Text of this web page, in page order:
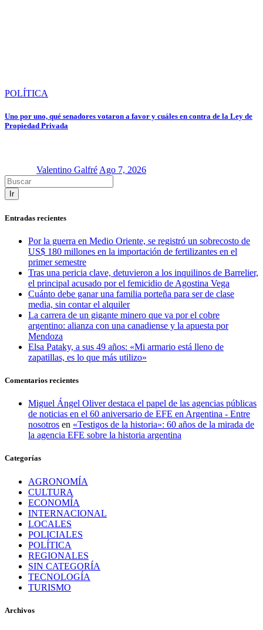
POLÍTICA
Uno por uno, qué senadores votaron a favor y cuáles en contra de la Ley de
Propiedad Privada
Valentino GalfréAgo 7, 2026
Ir
Entradas recientes
Por la guerra en Medio Oriente, se registró un sobrecosto de
US$ 180 millones en la importación de fertilizantes en el
primer semestre
Tras una pericia clave, detuvieron a los inquilinos de Barrelier,
el principal acusado por el femicidio de Agostina Vega
Cuánto debe ganar una familia porteña para ser de clase
media, sin contar el alquiler
La carrera de un gigante minero que va por el cobre
argentino: alianza con una canadiense y la apuesta por
Mendoza
Elsa Pataky, a sus 49 años: «Mi armario está lleno de
zapatillas, es lo que más utilizo»
Comentarios recientes
Miguel Ángel Oliver destaca el papel de las agencias públicas
de noticias en el 60 aniversario de EFE en Argentina - Entre
nosotros en «Testigos de la historia»: 60 años de la mirada de
la agencia EFE sobre la historia argentina
Categorías
AGRONOMÍA
CULTURA
ECONOMÍA
INTERNACIONAL
LOCALES
POLICIALES
POLÍTICA
REGIONALES
SIN CATEGORÍA
TECNOLOGÍA
TURISMO
Archivos